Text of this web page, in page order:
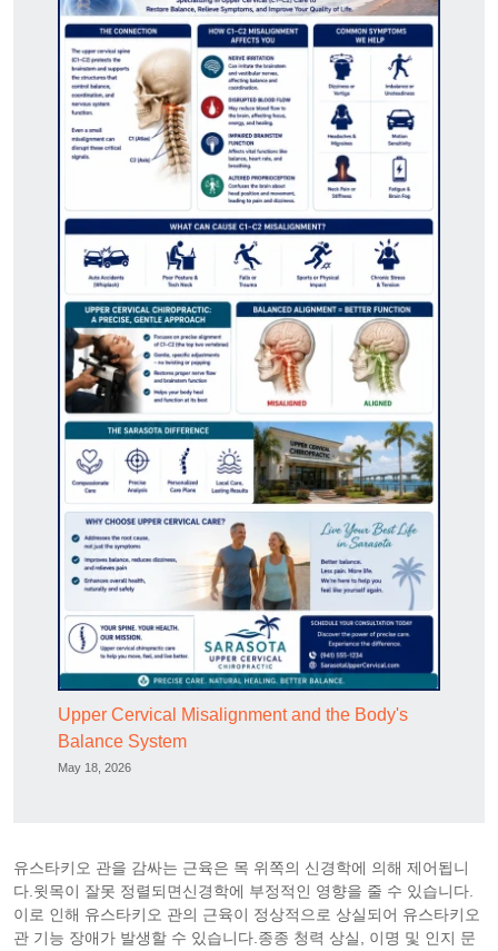
Upper Cervical Misalignment and the Body's
Balance System
May 18, 2026
유스타키오 관을 감싸는 근육은 목 위쪽의 신경학에 의해 제어됩니
다.윗목이 잘못 정렬되면신경학에 부정적인 영향을 줄 수 있습니다.
이로 인해 유스타키오 관의 근육이 정상적으로 상실되어 유스타키오
관 기능 장애가 발생할 수 있습니다.종종 청력 상실, 이명 및 인지 문